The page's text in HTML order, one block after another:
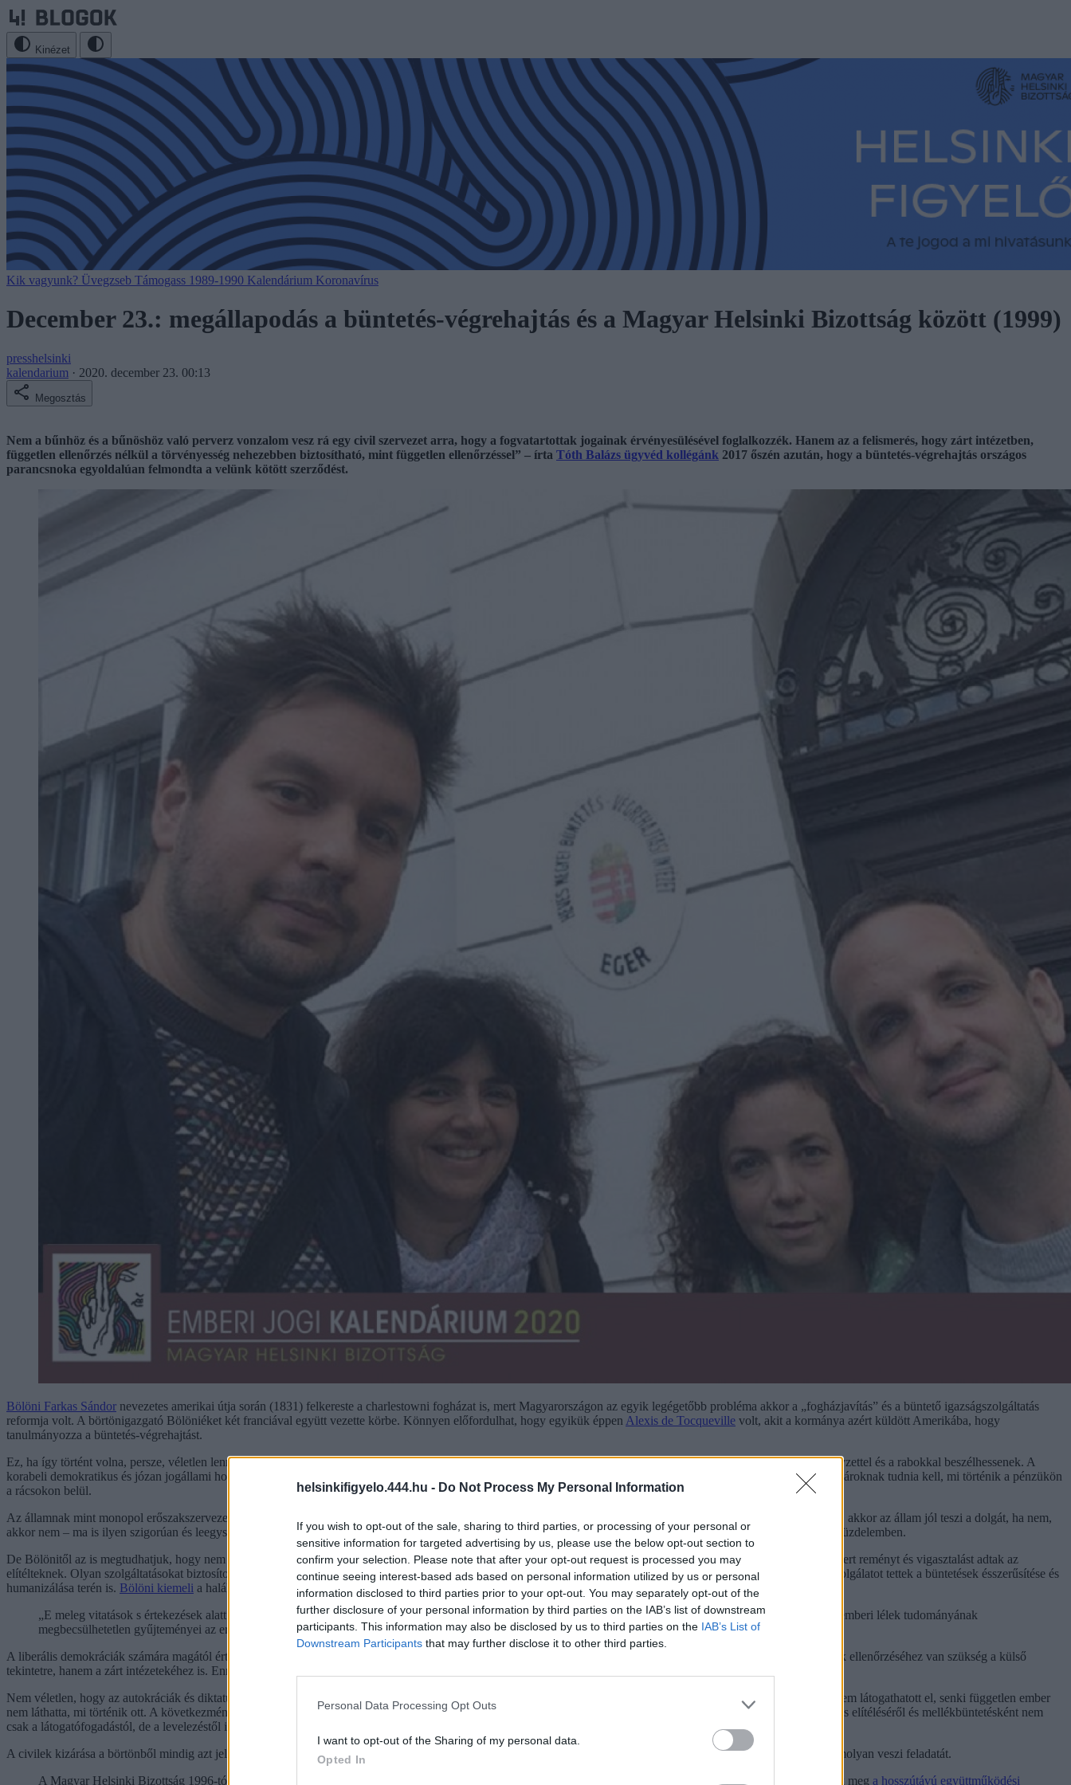
helsinkifigyelo.444.hu - Do Not Process My Personal Information
If you wish to opt-out of the sale, sharing to third parties, or processing of your personal or
sensitive information for targeted advertising by us, please use the below opt-out section to
confirm your selection. Please note that after your opt-out request is processed you may
continue seeing interest-based ads based on personal information utilized by us or personal
information disclosed to third parties prior to your opt-out. You may separately opt-out of the
further disclosure of your personal information by third parties on the IAB’s list of downstream
participants. This information may also be disclosed by us to third parties on the IAB’s List of
Downstream Participants that may further disclose it to other third parties.
Personal Data Processing Opt Outs
I want to opt-out of the Sharing of my personal data.
Opted In
Kinézet
Kik vagyunk? Üvegzseb Támogass 1989-1990 Kalendárium Koronavírus
December 23.: megállapodás a büntetés-végrehajtás és a Magyar Helsinki Bizottság között (1999)
presshelsinki
kalendarium · 2020. december 23. 00:13
Megosztás
Nem a bűnhöz és a bűnöshöz való perverz vonzalom vesz rá egy civil szervezet arra, hogy a fogvatartottak jogainak érvényesülésével foglalkozzék. Hanem az a felismerés, hogy zárt intézetben,
független ellenőrzés nélkül a törvényesség nehezebben biztosítható, mint független ellenőrzéssel” – írta Tóth Balázs ügyvéd kollégánk 2017 őszén azután, hogy a büntetés-végrehajtás országos
parancsnoka egyoldalúan felmondta a velünk kötött szerződést.
Bölöni Farkas Sándor nevezetes amerikai útja során (1831) felkereste a charlestowni fogházat is, mert Magyarországon az egyik legégetőbb probléma akkor a „fogházjavítás” és a büntető igazságszolgáltatás
reformja volt. A börtönigazgató Bölöniéket két franciával együtt vezette körbe. Könnyen előfordulhat, hogy egyikük éppen Alexis de Tocqueville volt, akit a kormánya azért küldött Amerikába, hogy
tanulmányozza a büntetés-végrehajtást.
Ez, ha így történt volna, persze, véletlen lenne. Az viszont már nem, hogy civileket (akár külföldeket is!) magától értetődően engedték be a börtönökbe, hogy a személyzettel és a rabokkal beszélhessenek. A
korabeli demokratikus és józan jogállami hozzáállás ugyanis természetesnek tekintette, hogy a börtönügy nem a büntetés-végrehajtás vagy az állam magánügye. A polgároknak tudnia kell, mi történik a pénzükön
a rácsokon belül.
Az államnak mint monopol erőszakszervezetnek a fenntartását ugyanis részben éppen a bűnözéssel szembeni fellépése igazolja. Ha sikerül kordában tartani a bűnözést, akkor az állam jól teszi a dolgát, ha nem,
akkor nem – ma is ilyen szigorúan és leegyszerűsítve ítél a közvélemény. Márpedig büntetés-végrehajtásnak mindig is fontos szerepet tulajdonítottak a bűnözés elleni küzdelemben.
De Bölönitől az is megtudhatjuk, hogy nem csak ők, hanem derék filantrópok is bejárhattak a börtönökbe, mégpedig rendszeresen. A börtönök hálásak voltak nekik, mert reményt és vigasztalást adtak az
elítélteknek. Olyan szolgáltatásokat biztosítottak a raboknak, amelyekre maga az intézet már nem volt képes. A többnyire vallásos közösségek, börtönmissziók nagy szolgálatot tettek a büntetések ésszerűsítése és
humanizálása terén is. Bölöni kiemeli a halálbüntetést ellenző kvékereket, akik az állammal is vitatkozva segítettek:
„E meleg vitatások s értekezések alatt többféle próbák tétettek a fogházak és foglyokkal, a temérdek költség el nem lankasztotta a filantropikus társaságokat. Az emberi lélek tudományának
megbecsülhetetlen gyűjteményei az erről megjelent munkák.”
A liberális demokráciák számára magától értetődő, hogy az állami közszolgáltatás nem lehet a fogvatartottak sanyargatása. Felismerték azt is, hogy nem csak az elítéltek ellenőrzéséhez van szükség a külső
tekintetre, hanem a zárt intézetekéhez is. Ennek hatékony rendszere épült ki.
Nem véletlen, hogy az autokráciák és diktatúrák igyekeznek minél inkább izolálni a fogvatartottakat, elzárni őket a társadalomtól. Auschwitzba vagy a Gulagra senki nem látogathatott el, senki független ember
nem láthatta, mi történik ott. A következmények katasztrofálisak voltak. Szolzsenyicin ír arról, hogyha a sztálini Szovjetunióban egy hozzátartozó értesült rokona tízéves elítéléséről és mellékbüntetésként nem
csak a látogatófogadástól, de a levelezéstől is eltiltották, akkor biztosra vehette, hogy az elítélt már nem él.
A civilek kizárása a börtönből mindig azt jelenti, hogy az államnak van takargatnivalója. A civilek beengedése pedig azt, hogy az állam elfogadja a segítséget, mert komolyan veszi feladatát.
A Magyar Helsinki Bizottság 1996-tól kezdte el a rendőrségi fogdák monitorozását, majd rövid távú vagy egyedi engedélyekkel a börtönökét. 1999-ben kötöttük meg a hosszútávú együttműködési